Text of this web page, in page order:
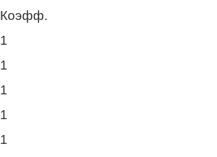
Коэфф.
1
1
1
1
1